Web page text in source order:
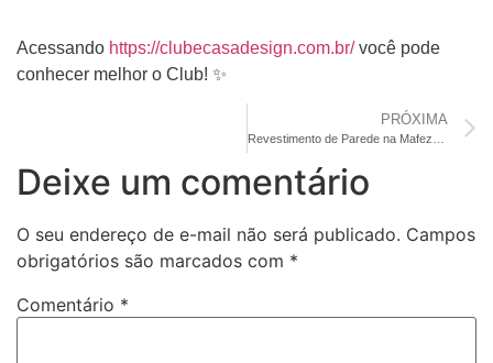
Acessando https://clubecasadesign.com.br/você pode
conhecer melhor o Club! ✨
PRÓXIMA
Deixe um comentário
O seu endereço de e-mail não será publicado. Campos
obrigatórios são marcados com *
Comentário *